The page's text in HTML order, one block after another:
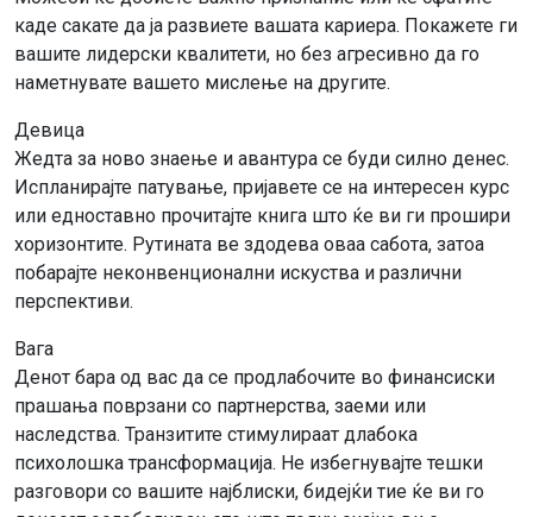
каде сакате да ја развиете вашата кариера. Покажете ги
вашите лидерски квалитети, но без агресивно да го
наметнувате вашето мислење на другите.
Девица
Жедта за ново знаење и авантура се буди силно денес.
Испланирајте патување, пријавете се на интересен курс
или едноставно прочитајте книга што ќе ви ги прошири
хоризонтите. Рутината ве здодева оваа сабота, затоа
побарајте неконвенционални искуства и различни
перспективи.
Вага
Денот бара од вас да се продлабочите во финансиски
прашања поврзани со партнерства, заеми или
наследства. Транзитите стимулираат длабока
психолошка трансформација. Не избегнувајте тешки
разговори со вашите најблиски, бидејќи тие ќе ви го